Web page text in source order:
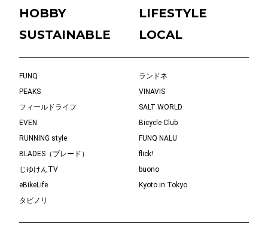
HOBBY
LIFESTYLE
SUSTAINABLE
LOCAL
FUNQ
ランドネ
PEAKS
VINAVIS
フィールドライフ
SALT WORLD
EVEN
Bicycle Club
RUNNING style
FUNQ NALU
BLADES（ブレード）
flick!
じゆけんTV
buono
eBikeLife
Kyoto in Tokyo
タビノリ